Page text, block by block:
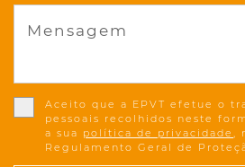
Mensagem
Aceito que a EPVT efetue o
pessoais recolhidos neste
a sua política de privacidade ,
Regulamento Geral de